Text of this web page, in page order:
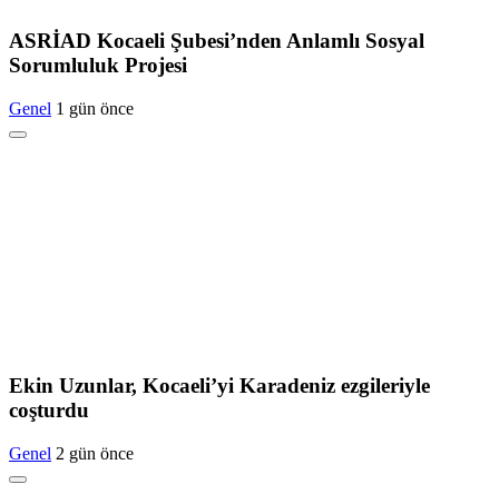
ASRİAD Kocaeli Şubesi’nden Anlamlı Sosyal
Sorumluluk Projesi
Genel 1 gün önce
Ekin Uzunlar, Kocaeli’yi Karadeniz ezgileriyle
coşturdu
Genel 2 gün önce